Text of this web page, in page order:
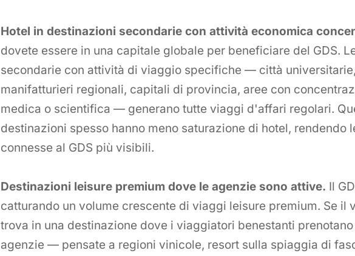
Hotel in destinazioni secondarie con attività economica
dovete essere in una capitale globale per beneficiare del GDS.
secondarie con attività di viaggio specifiche — città
manifatturieri regionali, capitali di provincia, aree con
medica o scientifica — generano tutte viaggi d'affari regolari.
destinazioni spesso hanno meno saturazione di hotel, rendendo
connesse al GDS più visibili.
Destinazioni leisure premium dove le agenzie sono attive. Il
catturando un volume crescente di viaggi leisure premium. Se il
trova in una destinazione dove i viaggiatori benestanti
agenzie — pensate a regioni vinicole, resort sulla spiaggia di